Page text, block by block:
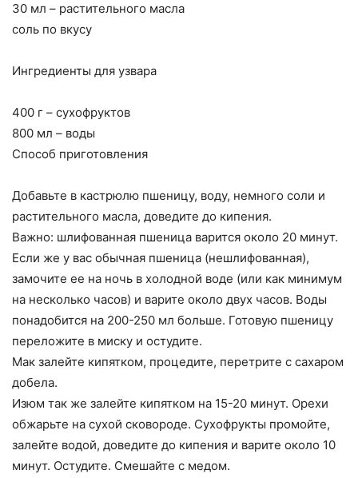
30 мл – растительного масла
соль по вкусу
Ингредиенты для узвара
400 г – сухофруктов
800 мл – воды
Способ приготовления
Добавьте в кастрюлю пшеницу, воду, немного соли и
растительного масла, доведите до кипения.
Важно: шлифованная пшеница варится около 20 минут.
Если же у вас обычная пшеница (нешлифованная),
замочите ее на ночь в холодной воде (или как минимум
на несколько часов) и варите около двух часов. Воды
понадобится на 200-250 мл больше. Готовую пшеницу
переложите в миску и остудите.
Мак залейте кипятком, процедите, перетрите с сахаром
добела.
Изюм так же залейте кипятком на 15-20 минут. Орехи
обжарьте на сухой сковороде. Сухофрукты промойте,
залейте водой, доведите до кипения и варите около 10
минут. Остудите. Смешайте с медом.